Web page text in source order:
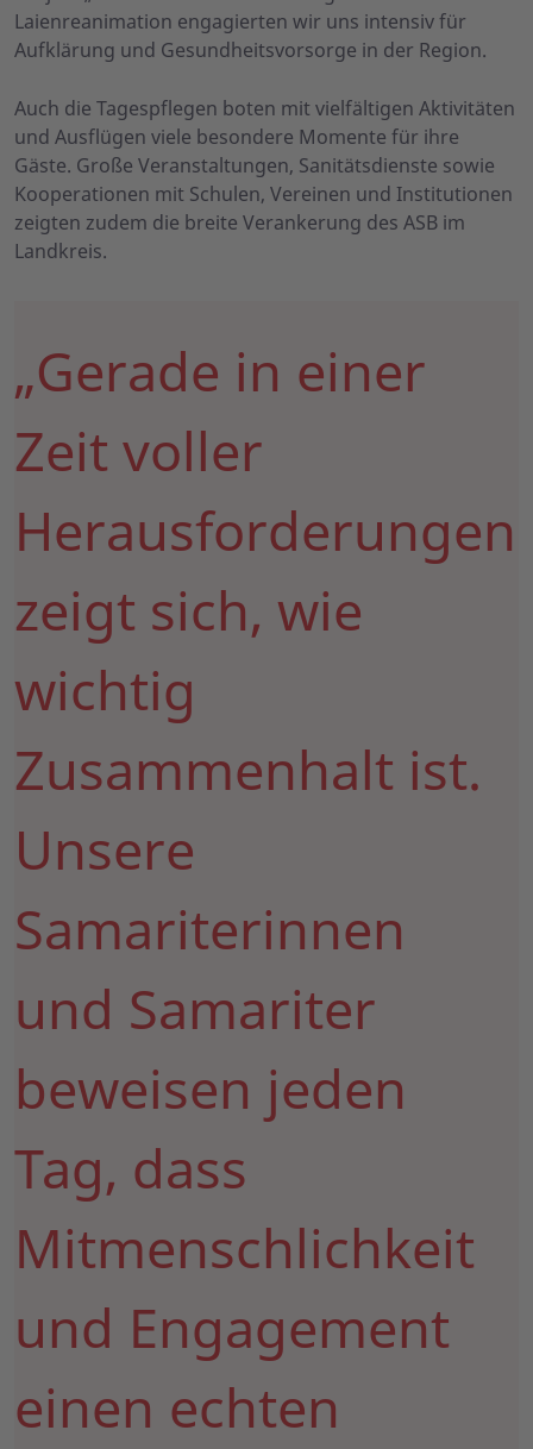
Laienreanimation engagierten wir uns intensiv für
Aufklärung und Gesundheitsvorsorge in der Region.
Auch die Tagespflegen boten mit vielfältigen Aktivitäten
und Ausflügen viele besondere Momente für ihre
Gäste. Große Veranstaltungen, Sanitätsdienste sowie
Kooperationen mit Schulen, Vereinen und Institutionen
zeigten zudem die breite Verankerung des ASB im
Landkreis.
„Gerade in einer
Zeit voller
Herausforderungen
zeigt sich, wie
wichtig
Zusammenhalt ist.
Unsere
Samariterinnen
und Samariter
beweisen jeden
Tag, dass
Mitmenschlichkeit
und Engagement
einen echten